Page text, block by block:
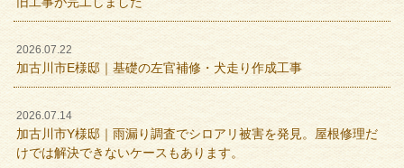
2026.07.22
加古川市E様邸｜基礎の左官補修・犬走り作成工事
2026.07.14
加古川市Y様邸｜雨漏り調査でシロアリ被害を発見。屋根修理だ
けでは解決できないケースもあります。